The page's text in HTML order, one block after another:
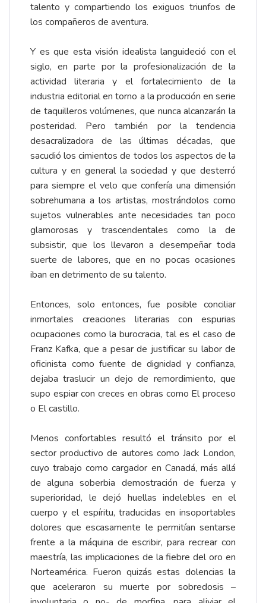
talento y compartiendo los exiguos triunfos de
los compañeros de aventura.
Y es que esta visión idealista languideció con el
siglo, en parte por la profesionalización de la
actividad literaria y el fortalecimiento de la
industria editorial en torno a la producción en serie
de taquilleros volúmenes, que nunca alcanzarán la
posteridad. Pero también por la tendencia
desacralizadora de las últimas décadas, que
sacudió los cimientos de todos los aspectos de la
cultura y en general la sociedad y que desterró
para siempre el velo que confería una dimensión
sobrehumana a los artistas, mostrándolos como
sujetos vulnerables ante necesidades tan poco
glamorosas y trascendentales como la de
subsistir, que los llevaron a desempeñar toda
suerte de labores, que en no pocas ocasiones
iban en detrimento de su talento.
Entonces, solo entonces, fue posible conciliar
inmortales creaciones literarias con espurias
ocupaciones como la burocracia, tal es el caso de
Franz Kafka, que a pesar de justificar su labor de
oficinista como fuente de dignidad y confianza,
dejaba traslucir un dejo de remordimiento, que
supo espiar con creces en obras como El proceso
o El castillo.
Menos confortables resultó el tránsito por el
sector productivo de autores como Jack London,
cuyo trabajo como cargador en Canadá, más allá
de alguna soberbia demostración de fuerza y
superioridad, le dejó huellas indelebles en el
cuerpo y el espíritu, traducidas en insoportables
dolores que escasamente le permitían sentarse
frente a la máquina de escribir, para recrear con
maestría, las implicaciones de la fiebre del oro en
Norteamérica. Fueron quizás estas dolencias la
que aceleraron su muerte por sobredosis –